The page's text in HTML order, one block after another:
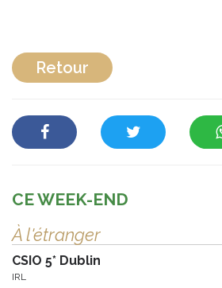
Retour
CE WEEK-END
À l'étranger
CSIO 5* Dublin
IRL